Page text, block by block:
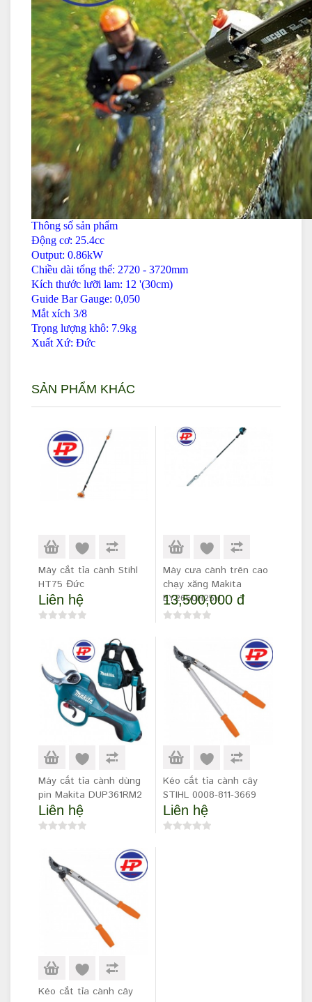
Thông số sản phẩm
Động cơ: 25.4cc
Output: 0.86kW
Chiều dài tổng thể: 2720 - 3720mm
Kích thước lưỡi lam: 12 '(30cm)
Guide Bar Gauge: 0,050
Mắt xích 3/8
Trọng lượng khô: 7.9kg
Xuất Xứ: Đức
SẢN PHẨM KHÁC
Máy cắt tỉa cành Stihl
HT75 Đức
Liên hệ
Máy cưa cành trên cao
chạy xăng Makita
EY2650H25H
13,500,000 đ
Máy cắt tỉa cành dùng
pin Makita DUP361RM2
Liên hệ
Kéo cắt tỉa cành cây
STIHL 0008-811-3669
Liên hệ
Kéo cắt tỉa cành cây